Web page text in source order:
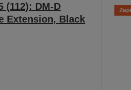
(112): DM-D
Extension, Black